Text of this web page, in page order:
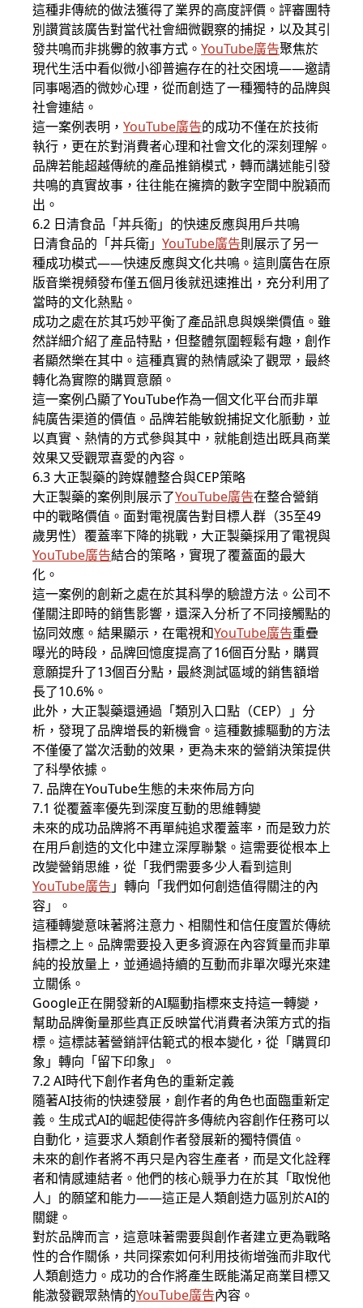
這種非傳統的做法獲得了業界的高度評價。評審團特
別讚賞該廣告對當代社會細微觀察的捕捉，以及其引
發共鳴而非挑釁的敘事方式。 YouTube廣告聚焦於
現代生活中看似微小卻普遍存在的社交困境——邀請
同事喝酒的微妙心理，從而創造了一種獨特的品牌與
社會連結。
這一案例表明， YouTube廣告的成功不僅在於技術
執行，更在於對消費者心理和社會文化的深刻理解。
品牌若能超越傳統的產品推銷模式，轉而講述能引發
共鳴的真實故事，往往能在擁擠的數字空間中脫穎而
出。
6.2 日清食品「丼兵衛」的快速反應與用戶共鳴
日清食品的「丼兵衛」 YouTube廣告則展示了另一
種成功模式——快速反應與文化共鳴。這則廣告在原
版音樂視頻發布僅五個月後就迅速推出，充分利用了
當時的文化熱點。
成功之處在於其巧妙平衡了產品訊息與娛樂價值。雖
然詳細介紹了產品特點，但整體氛圍輕鬆有趣，創作
者顯然樂在其中。這種真實的熱情感染了觀眾，最終
轉化為實際的購買意願。
這一案例凸顯了YouTube作為一個文化平台而非單
純廣告渠道的價值。品牌若能敏銳捕捉文化脈動，並
以真實、熱情的方式參與其中，就能創造出既具商業
效果又受觀眾喜愛的內容。
6.3 大正製藥的跨媒體整合與CEP策略
大正製藥的案例則展示了YouTube廣告在整合營銷
中的戰略價值。面對電視廣告對目標人群（35至49
歲男性）覆蓋率下降的挑戰，大正製藥採用了電視與
YouTube廣告結合的策略，實現了覆蓋面的最大
化。
這一案例的創新之處在於其科學的驗證方法。公司不
僅關注即時的銷售影響，還深入分析了不同接觸點的
協同效應。結果顯示，在電視和YouTube廣告重疊
曝光的時段，品牌回憶度提高了16個百分點，購買
意願提升了13個百分點，最終測試區域的銷售額增
長了10.6%。
此外，大正製藥還通過「類別入口點（CEP）」分
析，發現了品牌增長的新機會。這種數據驅動的方法
不僅優了當次活動的效果，更為未來的營銷決策提供
了科學依據。
7. 品牌在YouTube生態的未來佈局方向
7.1 從覆蓋率優先到深度互動的思維轉變
未來的成功品牌將不再單純追求覆蓋率，而是致力於
在用戶創造的文化中建立深厚聯繫。這需要從根本上
改變營銷思維，從「我們需要多少人看到這則
YouTube廣告 」轉向「我們如何創造值得關注的內
容」。
這種轉變意味著將注意力、相關性和信任度置於傳統
指標之上。品牌需要投入更多資源在內容質量而非單
純的投放量上，並通過持續的互動而非單次曝光來建
立關係。
Google正在開發新的AI驅動指標來支持這一轉變，
幫助品牌衡量那些真正反映當代消費者決策方式的指
標。這標誌著營銷評估範式的根本變化，從「購買印
象」轉向「留下印象」。
7.2 AI時代下創作者角色的重新定義
隨著AI技術的快速發展，創作者的角色也面臨重新定
義。生成式AI的崛起使得許多傳統內容創作任務可以
自動化，這要求人類創作者發展新的獨特價值。
未來的創作者將不再只是內容生產者，而是文化詮釋
者和情感連結者。他們的核心競爭力在於其「取悅他
人」的願望和能力——這正是人類創造力區別於AI的
關鍵。
對於品牌而言，這意味著需要與創作者建立更為戰略
性的合作關係，共同探索如何利用技術增強而非取代
人類創造力。成功的合作將產生既能滿足商業目標又
能激發觀眾熱情的YouTube廣告內容。